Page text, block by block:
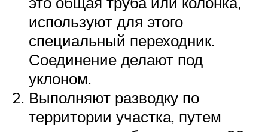
используют для этого
специальный переходник.
Соединение делают под
уклоном.
Выполняют разводку по
территории участка, путем